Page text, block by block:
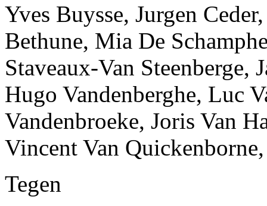
Yves Buysse, Jurgen
Bethune, Mia De
Staveaux-Van
Hugo Vandenberghe, Luc
Vandenbroeke, Joris Van
Vincent Van
Tegen